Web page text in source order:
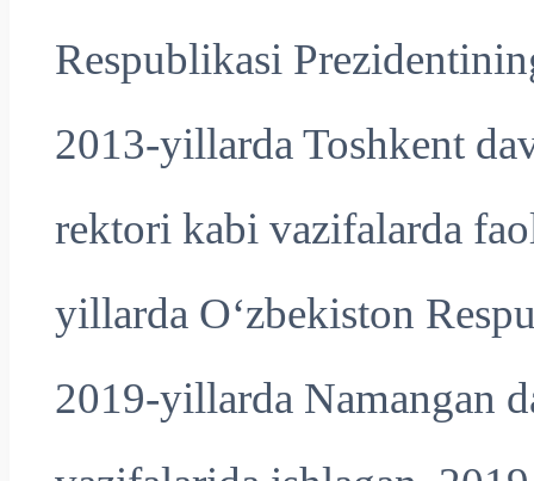
Respublikasi
2013-yillarda Toshkent
rektori kabi vazifalarda
yillarda O‘zbekiston
2019-yillarda Namangan